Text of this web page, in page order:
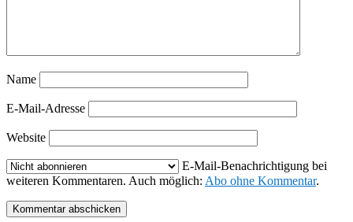
Name
E-Mail-Adresse
Website
E-Mail-Benachrichtigung bei
weiteren Kommentaren. Auch möglich: Abo ohne Kommentar.
Kommentar abschicken